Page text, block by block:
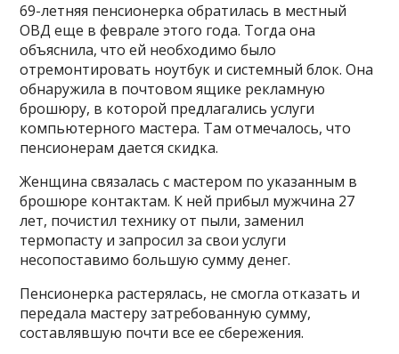
69-летняя пенсионерка обратилась в местный
ОВД еще в феврале этого года. Тогда она
объяснила, что ей необходимо было
отремонтировать ноутбук и системный блок. Она
обнаружила в почтовом ящике рекламную
брошюру, в которой предлагались услуги
компьютерного мастера. Там отмечалось, что
пенсионерам дается скидка.
Женщина связалась с мастером по указанным в
брошюре контактам. К ней прибыл мужчина 27
лет, почистил технику от пыли, заменил
термопасту и запросил за свои услуги
несопоставимо большую сумму денег.
Пенсионерка растерялась, не смогла отказать и
передала мастеру затребованную сумму,
составлявшую почти все ее сбережения.